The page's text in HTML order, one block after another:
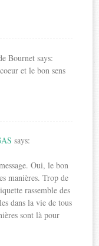
Bournet says:
et le bon sens
says:
Oui, le bon
manières. Trop de
rassemble des
dans la vie de tous
sont là pour